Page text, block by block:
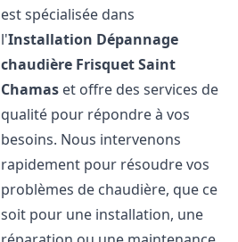
est spécialisée dans
l'Installation Dépannage
chaudière FrisquetSaint
Chamas et offre des services de
qualité pour répondre à vos
besoins. Nous intervenons
rapidement pour résoudre vos
problèmes de chaudière, que ce
soit pour une installation, une